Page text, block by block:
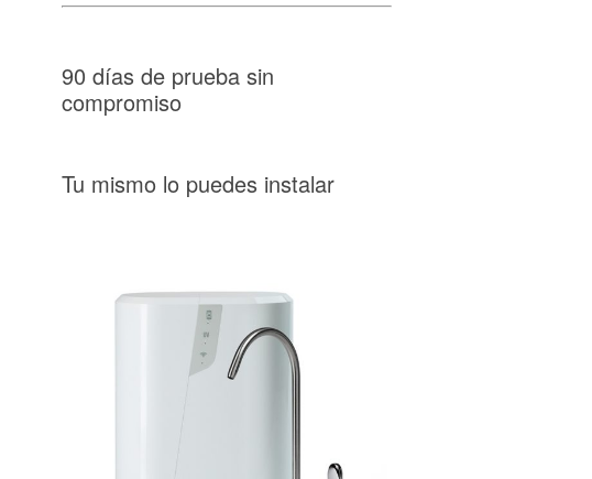
90 días de prueba sin
compromiso
Tu mismo lo puedes instalar